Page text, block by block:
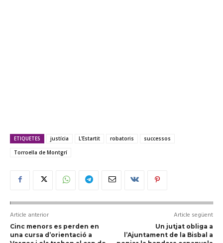
ETIQUETES justícia L'Estartit robatoris
successos
Torroella de Montgrí
Article anterior
Cinc menors es perden en
una cursa d’orientació a
Article següent
Un jutjat obliga a
l’Ajuntament de la Bisbal a